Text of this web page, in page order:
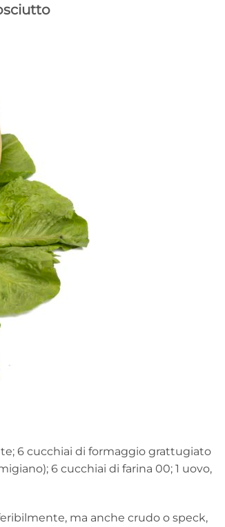
6 cucchiai di formaggio grattugiato
6 cucchiai di farina 00; 1 uovo,
ma anche crudo o speck,